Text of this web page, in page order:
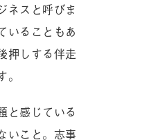
ネスと呼びま
いることもあ
押しする伴走
と感じている
いこと。志事